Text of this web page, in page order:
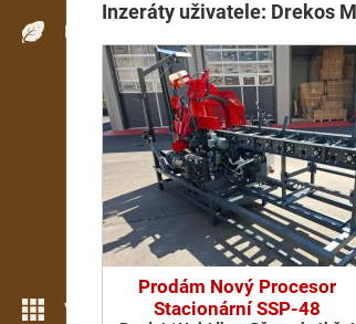
Dřeviny
Více možností
Inzeráty uživatele: Drekos
Prodám Nový Procesor
Stacionární SSP-48